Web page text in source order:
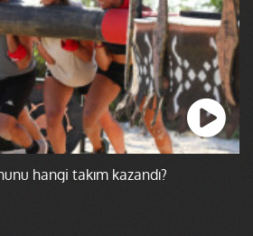
hangi takım kazandı?